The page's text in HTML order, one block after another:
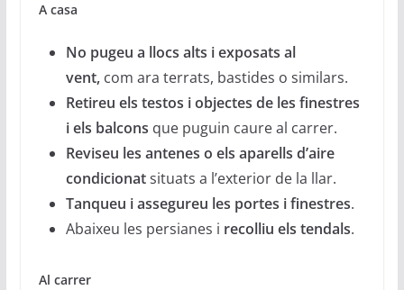
A casa
No pugeu a llocs alts i exposats al
vent,com ara terrats, bastides o similars.
Retireu els testos i objectes de les finestres
i els balcons que puguin caure al carrer.
Reviseu les antenes o els aparells d’aire
condicionatsituats a l’exterior de la llar.
Tanqueu i assegureu les portes i finestres.
Abaixeu les persianes i recolliu els tendals.
Al carrer